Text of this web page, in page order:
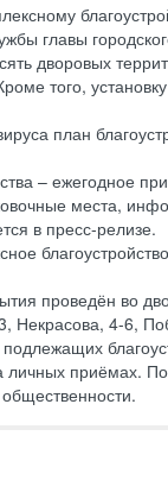
главы
дворовых
того,
план
– ежегодное
места,
в пресс-релизе.
проведён во
Некрасова, 4-6,
приёмах.